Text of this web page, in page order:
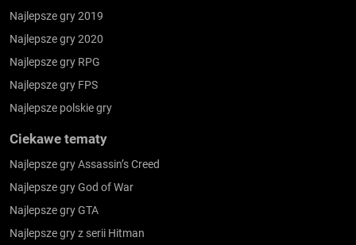
Najlepsze gry 2019
Najlepsze gry 2020
Najlepsze gry RPG
Najlepsze gry FPS
Najlepsze polskie gry
Ciekawe tematy
Najlepsze gry Assassin’s Creed
Najlepsze gry God of War
Najlepsze gry GTA
Najlepsze gry z serii Hitman